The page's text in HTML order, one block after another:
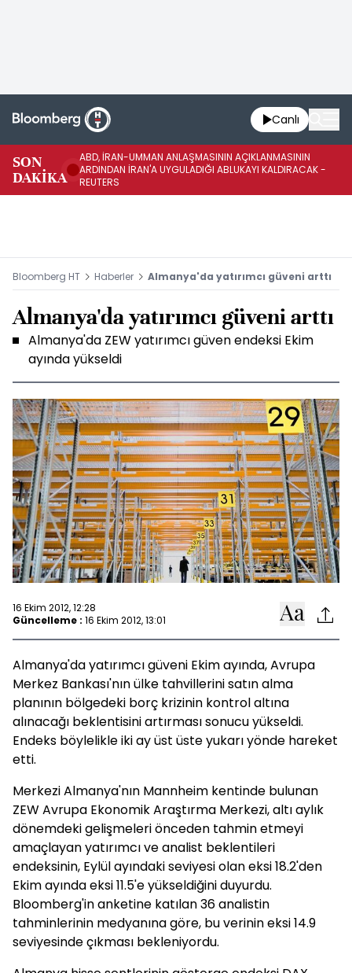
Canlı
SON
DAKİKA
ABD, İRAN-UMMAN ANLAŞMASININ AÇIKLANMASININ
ARDINDAN İRAN'A UYGULADIĞI ABLUKAYI KALDIRACAK -
REUTERS
Bloomberg HT Haberler Almanya'da yatırımcı güveni arttı
Almanya'da yatırımcı güveni arttı
Almanya'da ZEW yatırımcı güven endeksi Ekim
ayında yükseldi
16 Ekim 2012, 12:28
Güncelleme : 16 Ekim 2012, 13:01
Almanya'da yatırımcı güveni Ekim ayında, Avrupa
Merkez Bankası'nın ülke tahvillerini satın alma
planının bölgedeki borç krizinin kontrol altına
alınacağı beklentisini artırması sonucu yükseldi.
Endeks böylelikle iki ay üst üste yukarı yönde hareket
etti.
Merkezi Almanya'nın Mannheim kentinde bulunan
ZEW Avrupa Ekonomik Araştırma Merkezi, altı aylık
dönemdeki gelişmeleri önceden tahmin etmeyi
amaçlayan yatırımcı ve analist beklentileri
endeksinin, Eylül ayındaki seviyesi olan eksi 18.2'den
Ekim ayında eksi 11.5'e yükseldiğini duyurdu.
Bloomberg'in anketine katılan 36 analistin
tahminlerinin medyanına göre, bu verinin eksi 14.9
seviyesinde çıkması bekleniyordu.